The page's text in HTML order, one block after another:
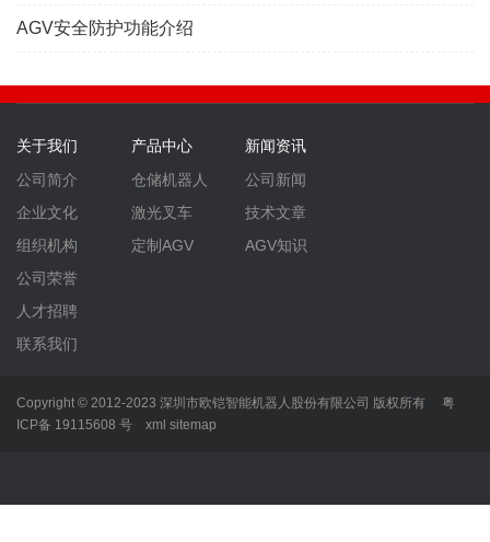
AGV安全防护功能介绍
关于我们
公司简介
企业文化
组织机构
公司荣誉
人才招聘
联系我们
产品中心
仓储机器人
激光叉车
定制AGV
新闻资讯
公司新闻
技术文章
AGV知识
Copyright © 2012-2023 深圳市欧铠智能机器人股份有限公司 版权所有
粤
ICP备 19115608 号
xml sitemap